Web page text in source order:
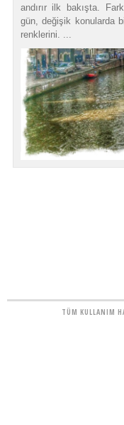
andırır ilk bakışta.
gün, değişik konularda
renklerini. ...
TÜM KULLANIM